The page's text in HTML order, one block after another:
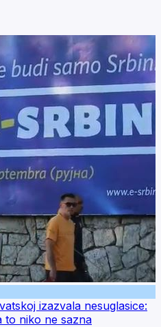
izazvala nesuglasice:
to niko ne sazna